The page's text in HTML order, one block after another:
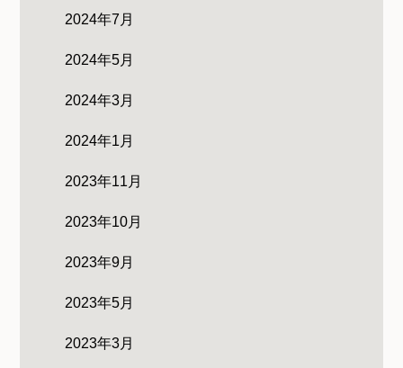
2024年7月
2024年5月
2024年3月
2024年1月
2023年11月
2023年10月
2023年9月
2023年5月
2023年3月